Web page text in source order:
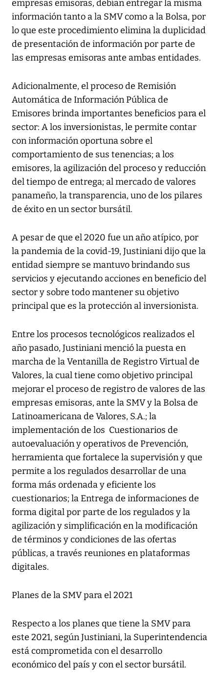
empresas emisoras, debían entregar la misma
información tanto a la SMV como a la Bolsa, por
lo que este procedimiento elimina la duplicidad
de presentación de información por parte de
las empresas emisoras ante ambas entidades.
Adicionalmente, el proceso de Remisión
Automática de Información Pública de
Emisores brinda importantes beneficios para el
sector: A los inversionistas, le permite contar
con información oportuna sobre el
comportamiento de sus tenencias; a los
emisores, la agilización del proceso y reducción
del tiempo de entrega; al mercado de valores
panameño, la transparencia, uno de los pilares
de éxito en un sector bursátil.
A pesar de que el 2020 fue un año atípico, por
la pandemia de la covid-19, Justiniani dijo que la
entidad siempre se mantuvo brindando sus
servicios y ejecutando acciones en beneficio del
sector y sobre todo mantener su objetivo
principal que es la protección al inversionista.
Entre los procesos tecnológicos realizados el
año pasado, Justiniani menció la puesta en
marcha de la Ventanilla de Registro Virtual de
Valores, la cual tiene como objetivo principal
mejorar el proceso de registro de valores de las
empresas emisoras, ante la SMV y la Bolsa de
Latinoamericana de Valores, S.A.; la
implementación de los Cuestionarios de
autoevaluación y operativos de Prevención,
herramienta que fortalece la supervisión y que
permite a los regulados desarrollar de una
forma más ordenada y eficiente los
cuestionarios; la Entrega de informaciones de
forma digital por parte de los regulados y la
agilización y simplificación en la modificación
de términos y condiciones de las ofertas
públicas, a través reuniones en plataformas
digitales.
Planes de la SMV para el 2021
Respecto a los planes que tiene la SMV para
este 2021, según Justiniani, la Superintendencia
está comprometida con el desarrollo
económico del país y con el sector bursátil.